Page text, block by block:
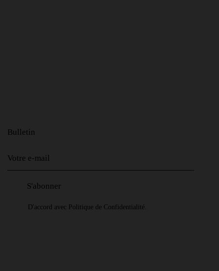
Bulletin
D'accord avec Politique de Confidentialité